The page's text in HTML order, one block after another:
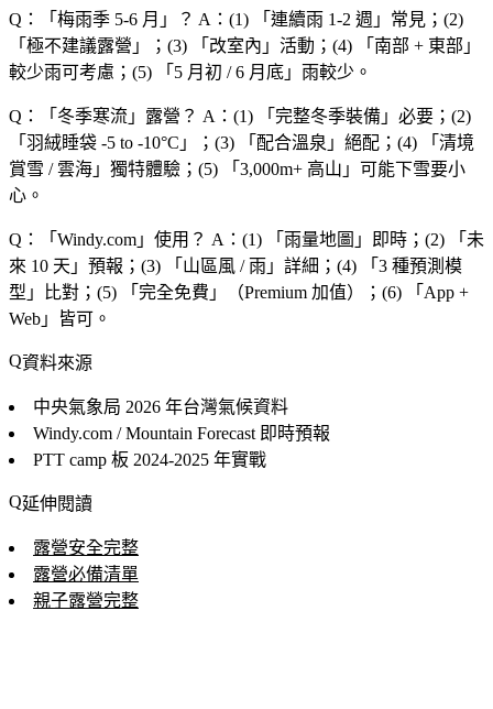
Q：「 梅雨季 5-6 月 」？ A：(1) 「 連續雨 1-2 週 」常見；(2)
「 極不建議露營 」；(3) 「 改室內 」活動；(4) 「 南部 + 東部 」
較少雨可考慮；(5) 「 5 月初 / 6 月底 」雨較少。
Q：「 冬季寒流 」露營？ A：(1) 「 完整冬季裝備 」必要；(2)
「 羽絨睡袋 -5 to -10°C 」；(3) 「 配合溫泉 」絕配；(4) 「 清境
賞雪 / 雲海 」獨特體驗；(5) 「 3,000m+ 高山 」可能下雪要小
心。
Q：「 Windy.com 」使用？ A：(1) 「 雨量地圖 」即時；(2) 「 未
來 10 天 」預報；(3) 「 山區風 / 雨 」詳細；(4) 「 3 種預測模
型 」比對；(5) 「 完全免費 」（Premium 加值）；(6) 「 App +
Web 」皆可。
資料來源
中央氣象局 2026 年台灣氣候資料
Windy.com / Mountain Forecast 即時預報
PTT camp 板 2024-2025 年實戰
延伸閱讀
露營安全完整
露營必備清單
親子露營完整